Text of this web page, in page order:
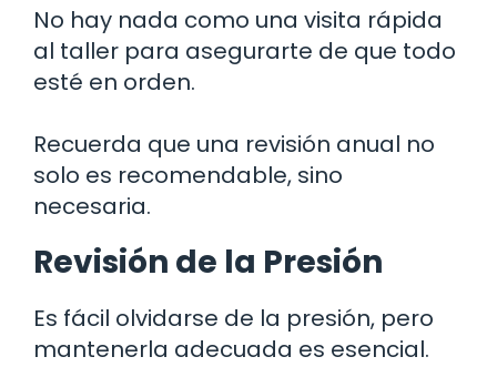
No hay nada como una visita rápida
al taller para asegurarte de que todo
esté en orden.
Recuerda que una revisión anual no
solo es recomendable, sino
necesaria.
Revisión de la Presión
Es fácil olvidarse de la presión, pero
mantenerla adecuada es esencial.